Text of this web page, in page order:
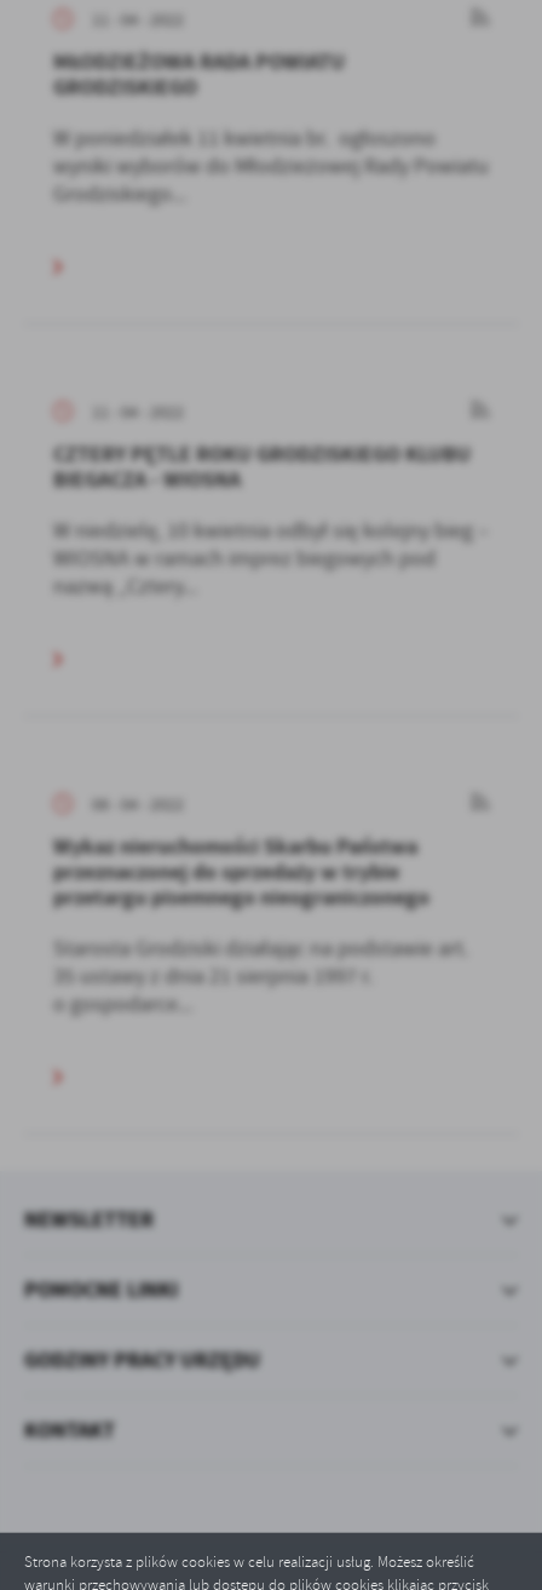
Strona korzysta z plików cookies w celu realizacji usług. Możesz określić
warunki przechowywania lub dostępu do plików cookies klikając przycisk
11 - 04 - 2022
MŁODZIEŻOWA RADA POWIATU
GRODZISKIEGO
W poniedziałek 11 kwietnia br. ogłoszono
wyniki wyborów do Młodzieżowej Rady Powiatu
Grodziskiego...
11 - 04 - 2022
CZTERY PĘTLE ROKU GRODZISKIEGO KLUBU
BIEGACZA - WIOSNA
W niedzielę, 10 kwietnia odbył się kolejny bieg –
WIOSNA w ramach imprez biegowych pod
nazwą „Cztery...
08 - 04 - 2022
Wykaz nieruchomości Skarbu Państwa
przeznaczonej do sprzedaży w trybie
przetargu pisemnego nieograniczonego
Starosta Grodziski działając na podstawie art.
35 ustawy z dnia 21 sierpnia 1997 r.
o gospodarce...
POMOCNE LINKI
NEWSLETTER
GODZINY PRACY URZĘDU
KONTAKT